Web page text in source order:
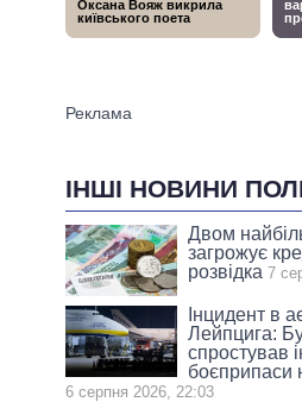
ІНШІ НОВИНИ
Двом
загрожує
розвідка 7
Інцидент в
Лейпцига:
спростував
боєприпаси
6 серпня 2026, 22:03